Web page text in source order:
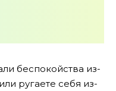
беспокойства из-
ругаете себя из-